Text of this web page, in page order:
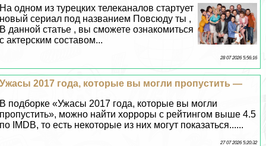
На одном из турецких телеканалов стартует
новый сериал под названием Повсюду ты ,
В данной статье , вы сможете ознакомиться
с актерским составом...
28 07 2026 5:56:16
Ужасы 2017 года, которые вы могли пропустить —
В подборке «Ужасы 2017 года, которые вы могли
пропустить», можно найти хорроры с рейтингом выше 4.5
по IMDB, то есть некоторые из них могут показаться......
27 07 2026 5:20:32